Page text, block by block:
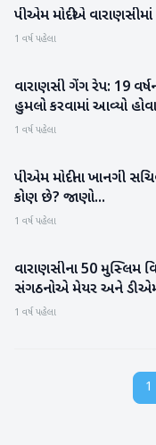
રાષ્ટ્રીય
પીએમ મોદીએ
1 વર્ષ પહેલા
રાષ્ટ્રીય
વારાણસી ગેંગ રેપ: 19
હુમલો કરવામાં આવ્યો
1 વર્ષ પહેલા
રાષ્ટ્રીય
પીએમ મોદીના ખાનગી
કોણ છે? જાણો...
1 વર્ષ પહેલા
રાષ્ટ્રીય
વારાણસીના 50 મુસ્લિમ
સંગઠનોએ મેયર અને
1 વર્ષ પહેલા
1